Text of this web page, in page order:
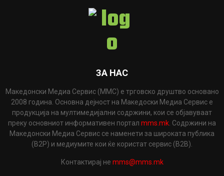
ЗА НАС
Македонски Медиа Сервис (ММС) е трговско друштво основано
2008 година. Основна дејност на Македоски Медиа Сервис е
продукција на мултимедијални содржини, кои се објавуваат
преку основниот информативен портал mms.mk. Содржини на
Македонски Медиа Сервис се наменети за широката публика
(B2P) и медиумите кои ќе користат сервис (B2B).
Контактирај не mms@mms.mk